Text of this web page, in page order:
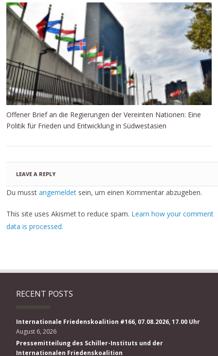
Offener Brief an die Regierungen der Vereinten Nationen: Eine
Politik für Frieden und Entwicklung in Südwestasien
LEAVE A REPLY
Du musstangemeldet sein, um einen Kommentar abzugeben.
This site uses Akismet to reduce spam. Learn how your comment
data is processed.
RECENT POSTS
Internationale Friedenskoalition #166, 07.08.2026, 17.00 Uhr
August 6, 2026
Pressemitteilung des Schiller-Instituts und der
Internationalen Friedenskoalition